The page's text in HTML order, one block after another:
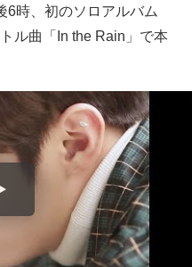
6時、初のソロアルバム
ル曲「In the Rain」で本